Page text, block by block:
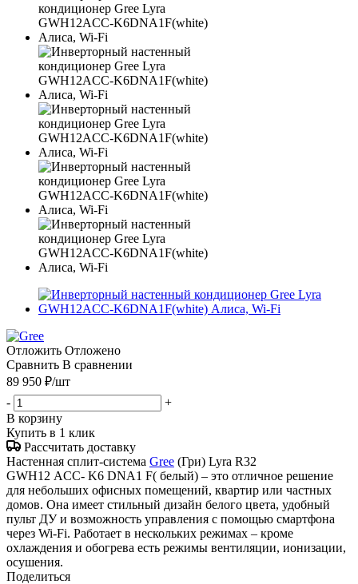
Отложить Отложено
Сравнить В сравнении
89 950 ₽/шт
-
+
В корзину
Купить в 1 клик
Рассчитать доставку
Настенная сплит-система Gree (Гри) Lyra R32
GWH12 ACC- K6 DNA1 F( белый) – это отличное решение
для небольших офисных помещений, квартир или частных
домов. Она имеет стильный дизайн белого цвета, удобный
пульт ДУ и возможность управления с помощью смартфона
через Wi-Fi. Работает в нескольких режимах – кроме
охлаждения и обогрева есть режимы вентиляции, ионизации,
осушения.
Поделиться